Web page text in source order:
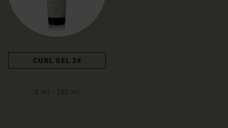
CURL GEL 24
8 ml - 150 ml